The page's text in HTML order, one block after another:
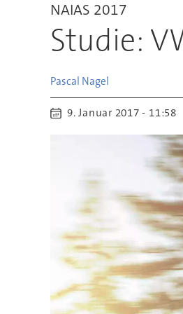
NAIAS 2017
Studie:
Pascal Nagel
9. Januar 2017 - 11:58